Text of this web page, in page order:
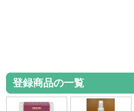
登録商品の一覧